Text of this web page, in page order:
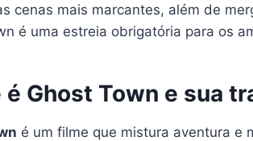
cenas mais marcantes, além de
é uma estreia obrigatória para os
é Ghost Town e sua
é um filme que mistura aventura e